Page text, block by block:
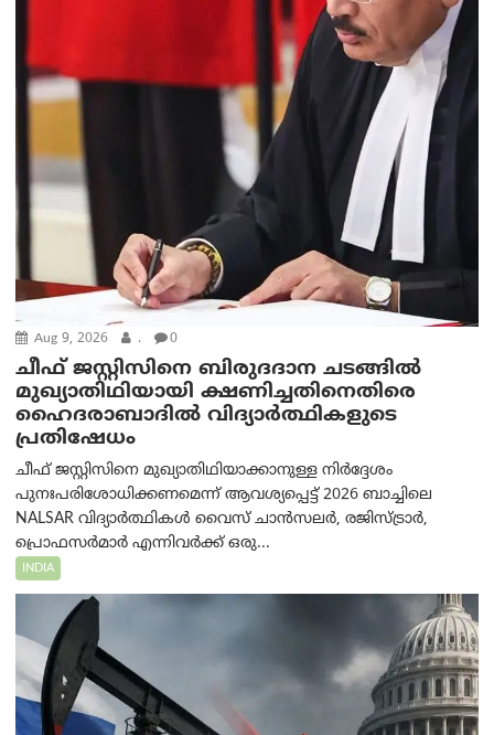
Aug 9, 2026 . 0
ചീഫ് ജസ്റ്റിസിനെ ബിരുദദാന ചടങ്ങില്‍
മുഖ്യാതിഥിയായി ക്ഷണിച്ചതിനെതിരെ
ഹൈദരാബാദില്‍ വിദ്യാർത്ഥികളുടെ
പ്രതിഷേധം
ചീഫ് ജസ്റ്റിസിനെ മുഖ്യാതിഥിയാക്കാനുള്ള നിർദ്ദേശം
പുനഃപരിശോധിക്കണമെന്ന് ആവശ്യപ്പെട്ട് 2026 ബാച്ചിലെ
NALSAR വിദ്യാർത്ഥികൾ വൈസ് ചാൻസലർ, രജിസ്ട്രാർ,
പ്രൊഫസർമാർ എന്നിവർക്ക് ഒരു...
INDIA